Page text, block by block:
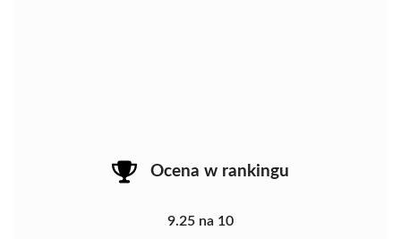
Ocena w rankingu
9.25 na 10